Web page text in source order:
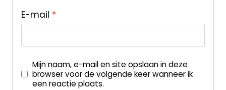
E-mail *
Mijn naam, e-mail en site opslaan in deze
browser voor de volgende keer wanneer ik
een reactie plaats.